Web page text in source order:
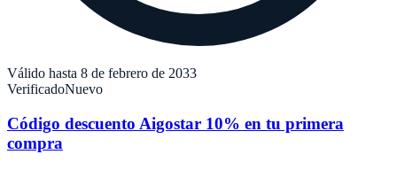
Válido hasta 8 de febrero de 2033
VerificadoNuevo
Código descuento Aigostar 10% en tu primera
compra